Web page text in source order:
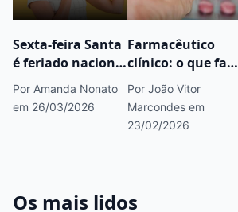
Sexta-feira Santa
é feriado nacional
em 2026?
Por Amanda Nonato
em 26/03/2026
Farmacêutico
clínico: o que faz,
onde trabalha,
quanto ganha e
como se
especializar
Por João Vitor
Marcondes em
23/02/2026
Os mais lidos